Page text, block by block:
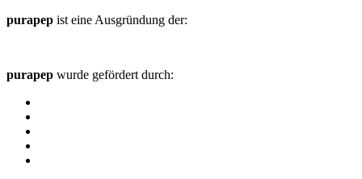
purapep ist eine Ausgründung der:
purapep wurde gefördert durch: